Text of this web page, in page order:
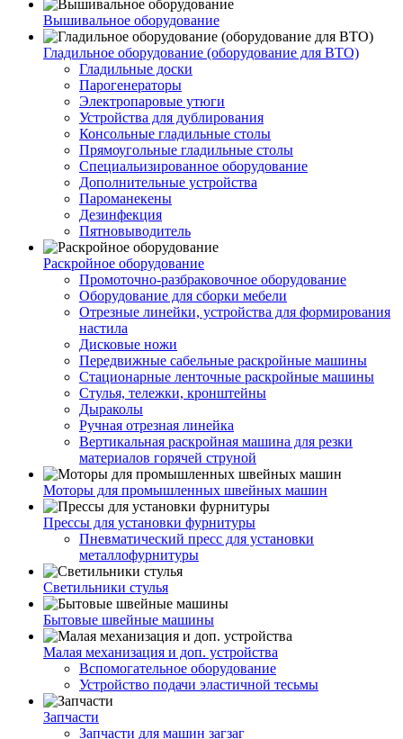
Вышивальное оборудование
Гладильное оборудование (оборудование для ВТО)
Гладильные доски
Парогенераторы
Электропаровые утюги
Устройства для дублирования
Консольные гладильные столы
Прямоугольные гладильные столы
Специальизированное оборудование
Дополнительные устройства
Пароманекены
Дезинфекция
Пятновыводитель
Раскройное оборудование
Промоточно-разбраковочное оборудование
Оборудование для сборки мебели
Отрезные линейки, устройства для формирования
настила
Дисковые ножи
Передвижные сабельные раскройные машины
Стационарные ленточные раскройные машины
Стулья, тележки, кронштейны
Дыраколы
Ручная отрезная линейка
Вертикальная раскройная машина для резки
материалов горячей струной
Моторы для промышленных швейных машин
Прессы для установки фурнитуры
Пневматический пресс для установки
металлофурнитуры
Светильники стулья
Бытовые швейные машины
Малая механизация и доп. устройства
Вспомогательное оборудование
Устройство подачи эластичной тесьмы
Запчасти
Запчасти для машин загзаг